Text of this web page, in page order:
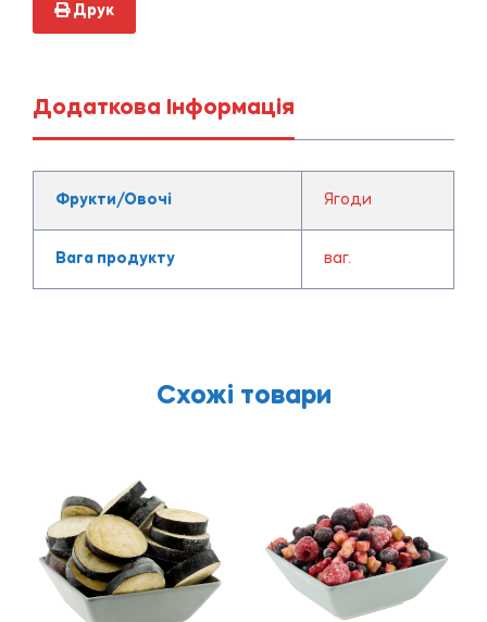
Друк
Додаткова Інформація
Фрукти/Овочі Ягоди
Вага продукту ваг.
Схожі товари